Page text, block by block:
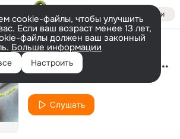
Войти
cookie-файлы, чтобы улучшить
Если ваш возраст менее 13 лет,
файлы должен ваш законный
Больше информации
Настроить Will U Be Mine (Extended Version)
Слушать